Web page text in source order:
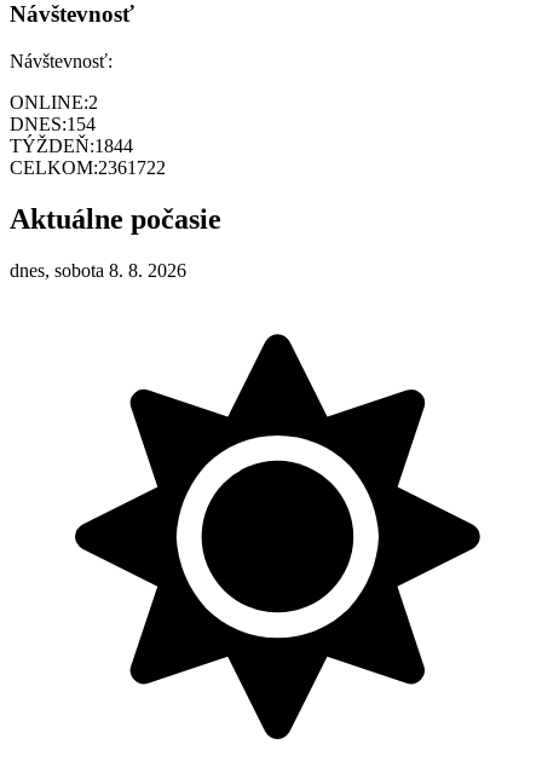
Návštevnosť
Návštevnosť:
ONLINE:2
DNES:154
TÝŽDEŇ:1844
CELKOM:2361722
Aktuálne počasie
dnes, sobota 8. 8. 2026